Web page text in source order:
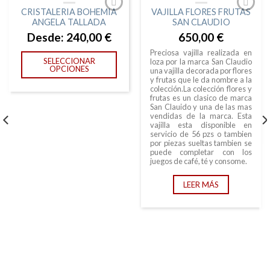
AGOTADO
CRISTALERIA BOHEMIA
ANGELA TALLADA
Desde: 240,00 €
SELECCIONAR
OPCIONES
AGOTADO
VAJILLA FLORES FRUTAS
SAN CLAUDIO
650,00 €
Preciosa vajilla realizada en
loza por la marca San Claudio
una vajilla decorada por flores
y frutas que le da nombre a la
colección.La colección flores y
frutas es un clasico de marca
San Clauido y una de las mas
vendidas de la marca. Esta
vajilla esta disponible en
servicio de 56 pzs o tambien
por piezas sueltas tambien se
puede completar con los
juegos de café, té y consome.
LEER MÁS